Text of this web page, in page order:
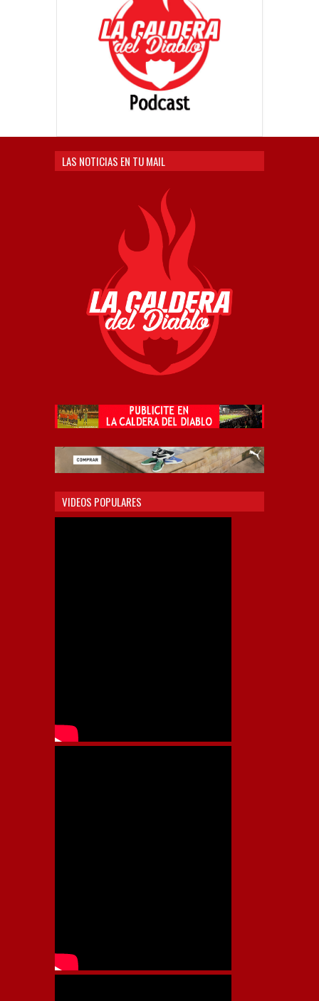
LAS NOTICIAS EN TU MAIL
VIDEOS POPULARES